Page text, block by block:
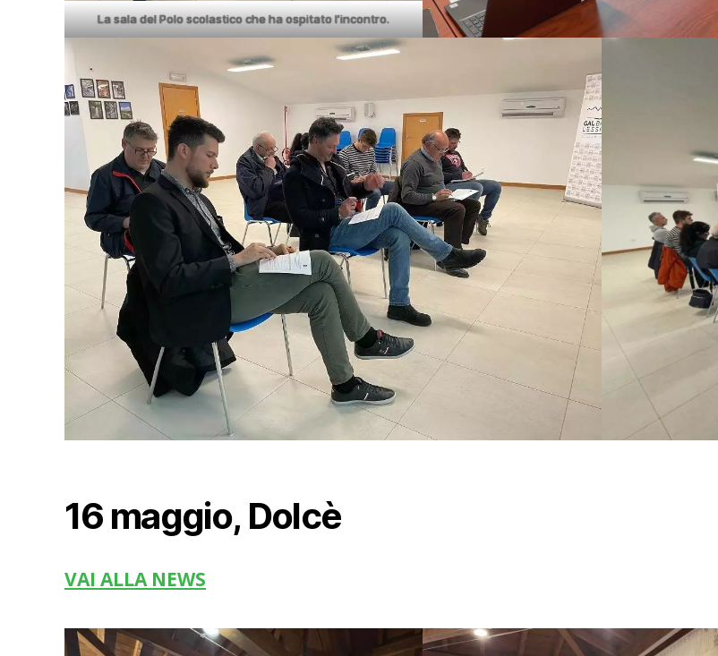
La sala del Polo scolastico che ha ospitato l’incontro.
16 maggio, Dolcè
VAI ALLA NEWS